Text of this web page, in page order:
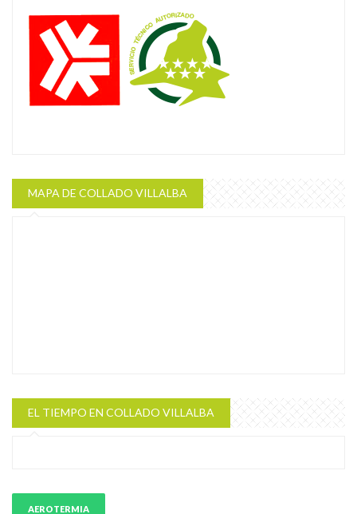
MAPA DE COLLADO VILLALBA
EL TIEMPO EN COLLADO VILLALBA
AEROTERMIA